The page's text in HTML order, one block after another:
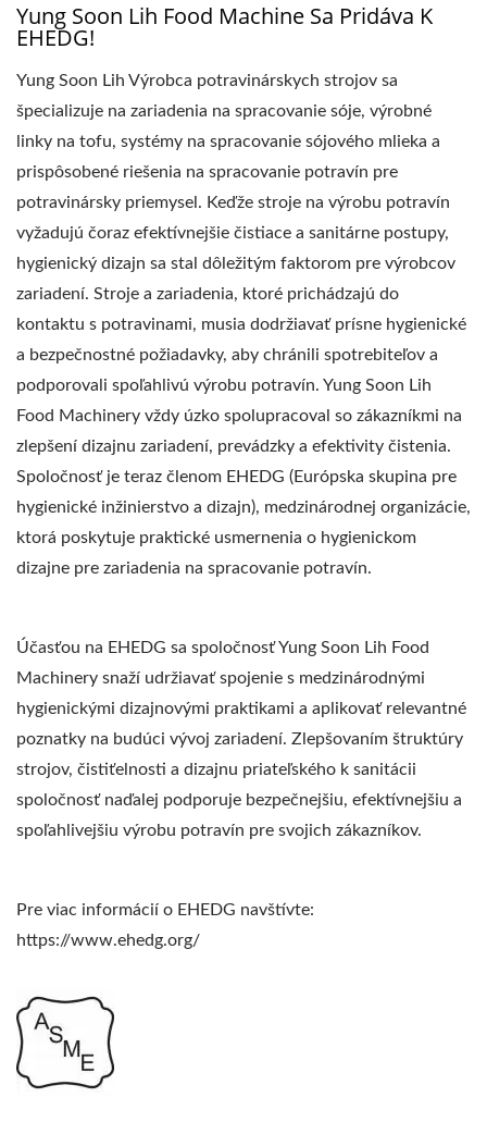
Yung Soon Lih Food Machine Sa Pridáva K
EHEDG!
Yung Soon Lih Výrobca potravinárskych strojov sa
špecializuje na zariadenia na spracovanie sóje, výrobné
linky na tofu, systémy na spracovanie sójového mlieka a
prispôsobené riešenia na spracovanie potravín pre
potravinársky priemysel. Keďže stroje na výrobu potravín
vyžadujú čoraz efektívnejšie čistiace a sanitárne postupy,
hygienický dizajn sa stal dôležitým faktorom pre výrobcov
zariadení. Stroje a zariadenia, ktoré prichádzajú do
kontaktu s potravinami, musia dodržiavať prísne hygienické
a bezpečnostné požiadavky, aby chránili spotrebiteľov a
podporovali spoľahlivú výrobu potravín. Yung Soon Lih
Food Machinery vždy úzko spolupracoval so zákazníkmi na
zlepšení dizajnu zariadení, prevádzky a efektivity čistenia.
Spoločnosť je teraz členom EHEDG (Európska skupina pre
hygienické inžinierstvo a dizajn), medzinárodnej organizácie,
ktorá poskytuje praktické usmernenia o hygienickom
dizajne pre zariadenia na spracovanie potravín.
Účasťou na EHEDG sa spoločnosť Yung Soon Lih Food
Machinery snaží udržiavať spojenie s medzinárodnými
hygienickými dizajnovými praktikami a aplikovať relevantné
poznatky na budúci vývoj zariadení. Zlepšovaním štruktúry
strojov, čistiťelnosti a dizajnu priateľského k sanitácii
spoločnosť naďalej podporuje bezpečnejšiu, efektívnejšiu a
spoľahlivejšiu výrobu potravín pre svojich zákazníkov.
Pre viac informácií o EHEDG navštívte:
https://www.ehedg.org/